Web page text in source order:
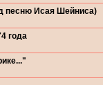
песню Исая Шейниса)
года